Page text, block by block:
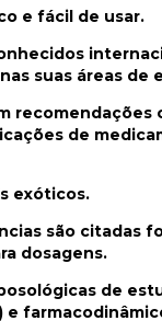
e fácil de usar.
suas áreas de
recomendações
de
exóticos.
são citadas
dosagens.
de